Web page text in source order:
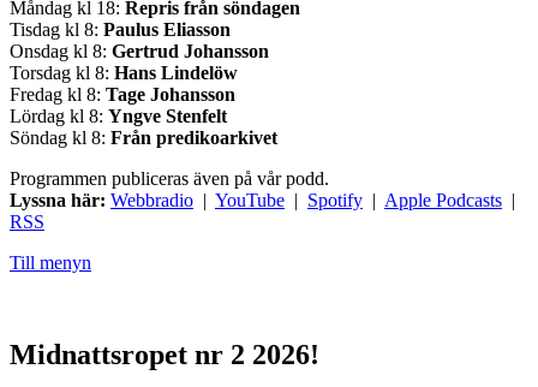
Måndag kl 18: Repris från söndagen
Tisdag kl 8: Paulus Eliasson
Onsdag kl 8: Gertrud Johansson
Torsdag kl 8: Hans Lindelöw
Fredag kl 8: Tage Johansson
Lördag kl 8: Yngve Stenfelt
Söndag kl 8: Från predikoarkivet
Programmen publiceras även på vår podd.
Lyssna här: Webbradio | YouTube | Spotify | Apple Podcasts |
RSS
Till menyn
Midnattsropet nr 2 2026!